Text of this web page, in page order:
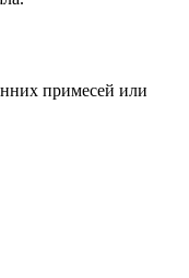
примесей или